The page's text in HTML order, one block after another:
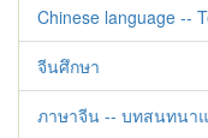
Chinese language --
จีนศึกษา
ภาษาจีน -- บทสนทนา